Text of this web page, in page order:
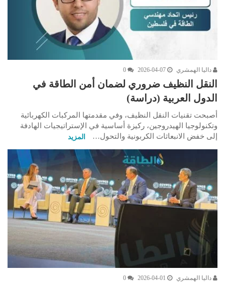
داليا الهمشري 2026-04-07
0
النقل النظيف ضروري لضمان أمن الطاقة في
الدول العربية (دراسة)
أصبحت تقنيات النقل النظيف، وفي مقدمتها المركبات الكهربائية
وتكنولوجيا الهيدروجين، ركيزة أساسية في الإستراتيجيات الهادفة
إلى خفض الانبعاثات الكربونية والتحول…
المزيد
داليا الهمشري 2026-04-01
0